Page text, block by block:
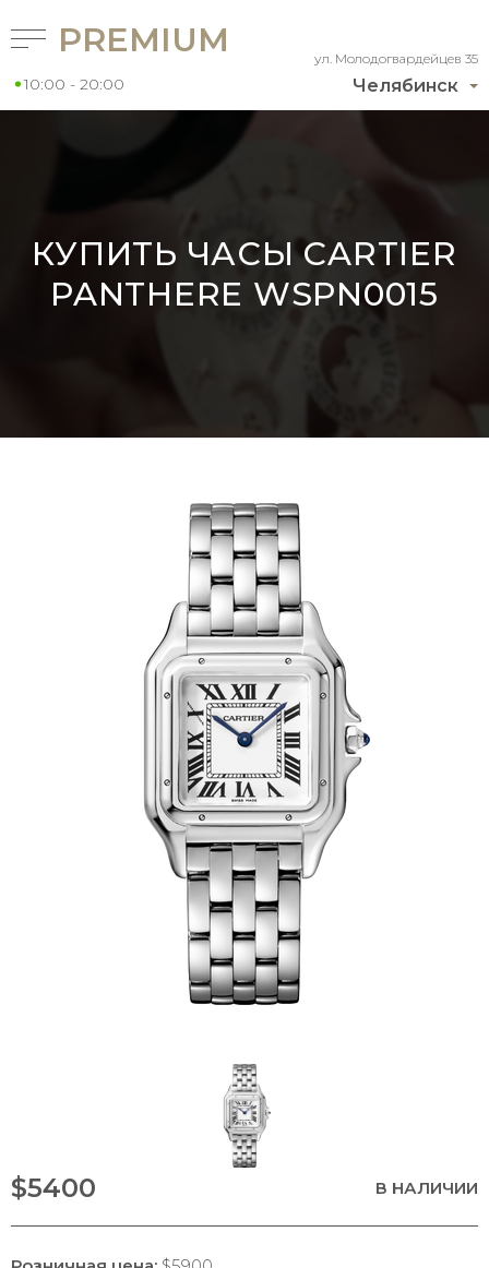
Челябинск
ул. Молодогвардейцев 35
PREMIUM
10:00 - 20:00
КУПИТЬ ЧАСЫ CARTIER
PANTHERE WSPN0015
$5400 В НАЛИЧИИ